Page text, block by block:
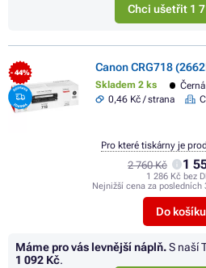
Chci ušetřit 1
- 44% Canon CRG718
Skladem 2 ks Černá
0,46 Kč / strana
2 760 Kč 1
1 286 Kč bez
Nejnižší cena za posledních
Do košíku
Pro které tiskárny je
Máme pro vás levnější náplň.S naší
1 092 Kč.